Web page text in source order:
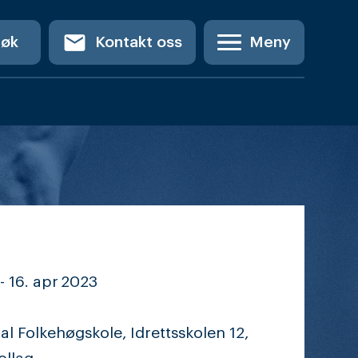
email Kontakt oss Meny
16. apr 2023
Folkehøgskole, Idrettsskolen 12,